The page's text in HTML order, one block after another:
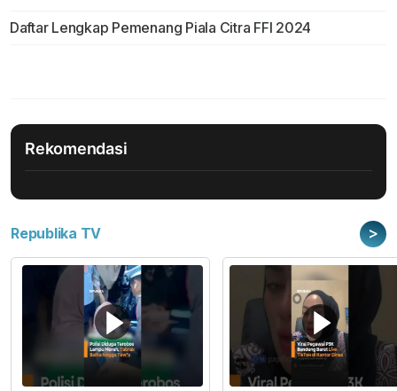
Daftar Lengkap Pemenang Piala Citra FFI 2024
Rekomendasi
Republika TV >